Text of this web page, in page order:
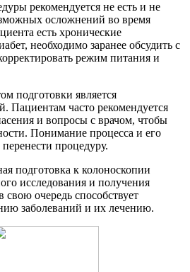
рекомендуется не есть и не
осложнений во время
есть хронические
необходимо заранее обсудить с
режим питания и
подготовки является
Пациентам часто рекомендуется
и вопросы с врачом, чтобы
Понимание процесса и его
процедуру.
подготовка к колоноскопии
исследования и получения
свою очередь способствует
заболеваний и их лечению.